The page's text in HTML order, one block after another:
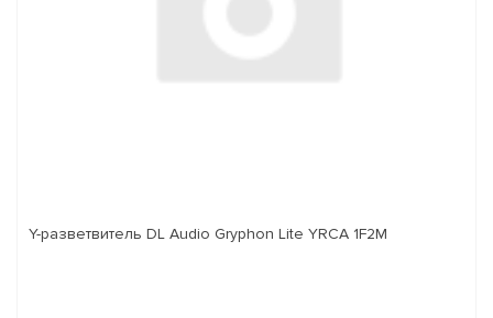
Y-разветвитель DL Audio Gryphon Lite YRCA 1F2M